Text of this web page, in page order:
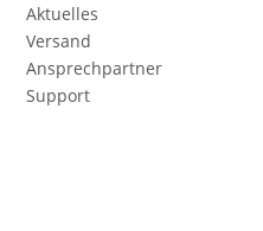
Aktuelles
Versand
Ansprechpartner
Support